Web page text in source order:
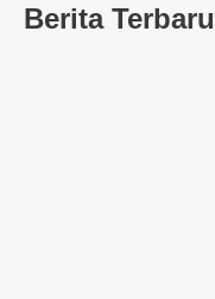
Berita Terbaru